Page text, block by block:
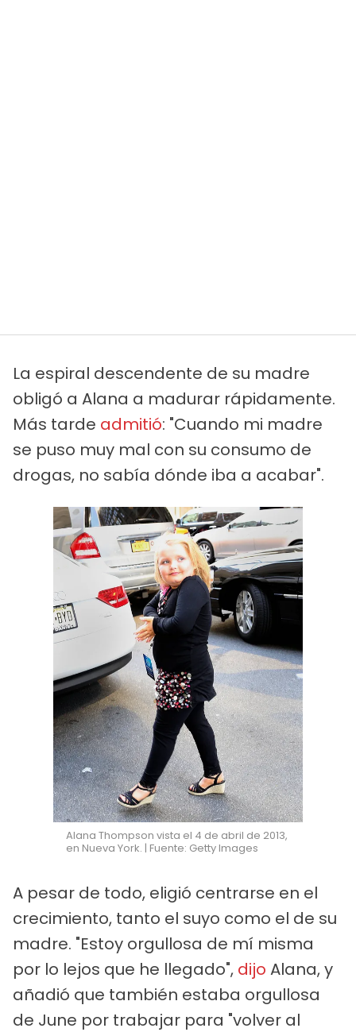
La espiral descendente de su madre
obligó a Alana a madurar rápidamente.
Más tarde admitió: "Cuando mi madre
se puso muy mal con su consumo de
drogas, no sabía dónde iba a acabar".
Alana Thompson vista el 4 de abril de 2013,
en Nueva York. | Fuente: Getty Images
A pesar de todo, eligió centrarse en el
crecimiento, tanto el suyo como el de su
madre. "Estoy orgullosa de mí misma
por lo lejos que he llegado", dijo Alana, y
añadió que también estaba orgullosa
de June por trabajar para "volver al